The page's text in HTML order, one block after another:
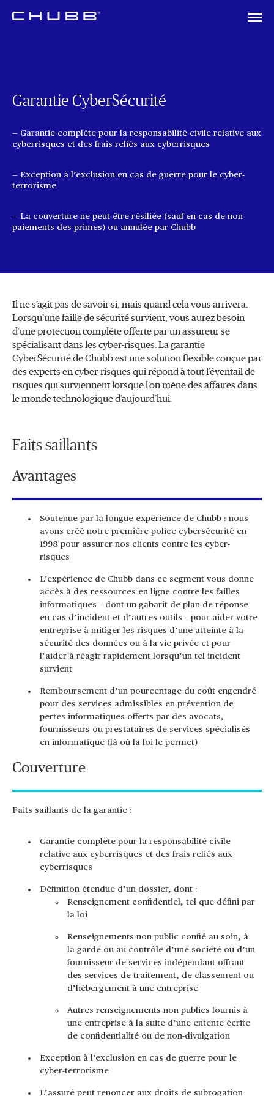
Garantie CyberSécurité
— Garantie complète pour la responsabilité civile relative aux
cyberrisques et des frais reliés aux cyberrisques
— Exception à l’exclusion en cas de guerre pour le cyber-
terrorisme
— La couverture ne peut être résiliée (sauf en cas de non
paiements des primes) ou annulée par Chubb
Il ne s’agit pas de savoir si, mais quand cela vous arrivera.
Lorsqu’une faille de sécurité survient, vous aurez besoin
d’une protection complète offerte par un assureur se
spécialisant dans les cyber-risques. La garantie
CyberSécurité de Chubb est une solution flexible conçue par
des experts en cyber-risques qui répond à tout l’éventail de
risques qui surviennent lorsque l’on mène des affaires dans
le monde technologique d’aujourd’hui.
Faits saillants
Avantages
Soutenue par la longue expérience de Chubb : nous
avons créé notre première police cybersécurité en
1998 pour assurer nos clients contre les cyber-
risques
L’expérience de Chubb dans ce segment vous donne
accès à des ressources en ligne contre les failles
informatiques – dont un gabarit de plan de réponse
en cas d’incident et d’autres outils – pour aider votre
entreprise à mitiger les risques d’une atteinte à la
sécurité des données ou à la vie privée et pour
l’aider à réagir rapidement lorsqu’un tel incident
survient
Remboursement d’un pourcentage du coût engendré
pour des services admissibles en prévention de
pertes informatiques offerts par des avocats,
fournisseurs ou prestataires de services spécialisés
en informatique (là où la loi le permet)
Couverture
Faits saillants de la garantie :
Garantie complète pour la responsabilité civile
relative aux cyberrisques et des frais reliés aux
cyberrisques
Définition étendue d’un dossier, dont :
Renseignement confidentiel, tel que défini par
la loi
Renseignements non public confié au soin, à
la garde ou au contrôle d’une société ou d’un
fournisseur de services indépendant offrant
des services de traitement, de classement ou
d’hébergement à une entreprise
Autres renseignements non publics fournis à
une entreprise à la suite d’une entente écrite
de confidentialité ou de non-divulgation
Exception à l’exclusion en cas de guerre pour le
cyber-terrorisme
L’assuré peut renoncer aux droits de subrogation